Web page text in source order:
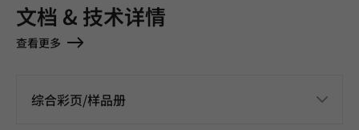
文档 & 技术详情
查看更多
综合彩页/样品册